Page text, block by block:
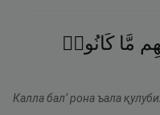
مَّا كَانُوا۟
Калла бал‘ рона ъала